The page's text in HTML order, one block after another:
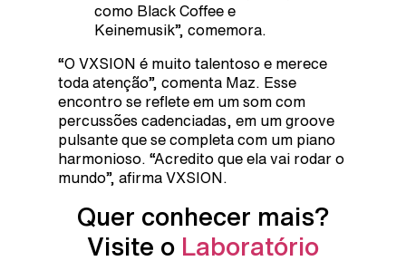
como Black Coffee e
Keinemusik”, comemora.
“O VXSION é muito talentoso e merece
toda atenção”, comenta Maz. Esse
encontro se reflete em um som com
percussões cadenciadas, em um groove
pulsante que se completa com um piano
harmonioso. “Acredito que ela vai rodar o
mundo”, afirma VXSION.
Quer conhecer mais?
Visite o Laboratório